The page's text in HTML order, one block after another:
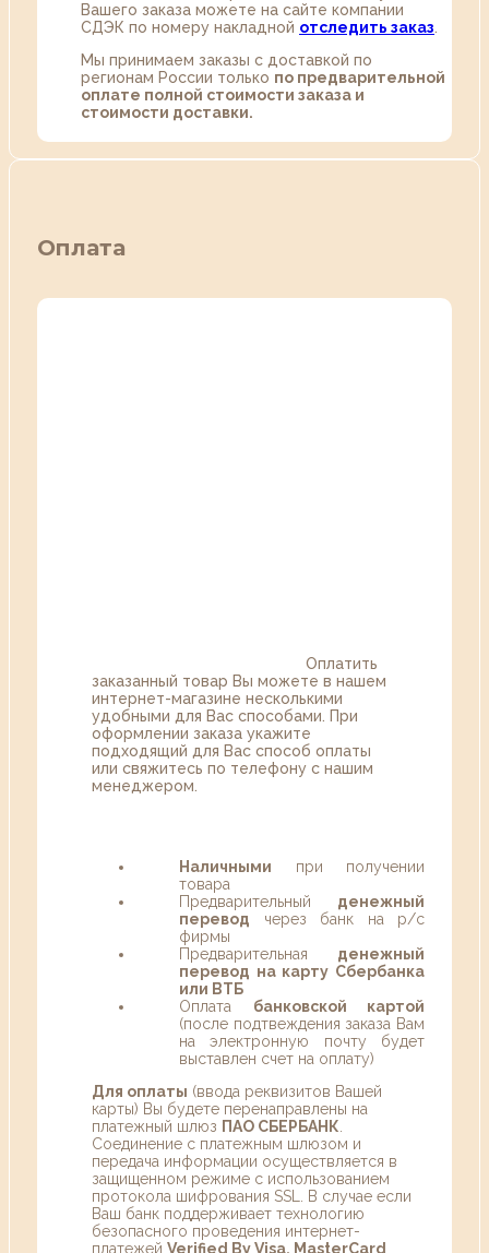
Вашего заказа можете на сайте компании
СДЭК по номеру накладной отследить заказ
Мы принимаем заказы с доставкой по
регионам России только по предварительной
оплате полной стоимости заказа и
стоимости доставки.
Оплата
Оплатить
заказанный товар Вы можете в нашем
интернет-магазине несколькими
удобными для Вас способами. При
оформлении заказа укажите
подходящий для Вас способ оплаты
или свяжитесь по телефону с нашим
менеджером.
Наличными при получении
товара
Предварительный денежный
перевод через банк на р/с
фирмы
Предварительная денежный
перевод на карту Сбербанка
или ВТБ
Оплата банковской картой
(после подтвеждения заказа Вам
на электронную почту будет
выставлен счет на оплату)
Для оплаты (ввода реквизитов Вашей
карты) Вы будете перенаправлены на
платежный шлюз ПАО СБЕРБАНК
Соединение с платежным шлюзом и
передача информации осуществляется в
защищенном режиме с использованием
протокола шифрования SSL. В случае если
Ваш банк поддерживает технологию
безопасного проведения интернет-
платежей Verified By Visa, MasterCard